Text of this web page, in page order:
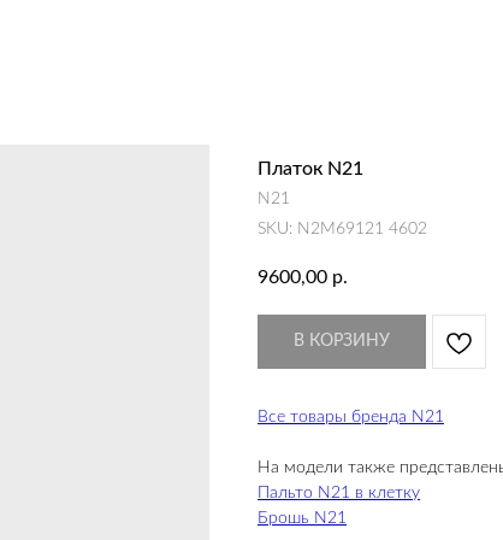
Платок N21
N21
SKU: N2M69121 4602
9600,00 р.
В КОРЗИНУ
Все товары бренда N21
На модели также
Пальто N21 в клетку
Брошь N21